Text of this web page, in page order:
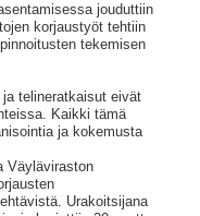
jouduttiin
korjaustyöt tehtiin
tekemisen
telineratkaisut eivät
Kaikki tämä
ja kokemusta
Väyläviraston
Urakoitsijana